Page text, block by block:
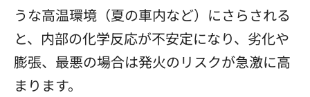
うな高温環境（夏の車内など）にさらされる
と、内部の化学反応が不安定になり、劣化や
膨張、最悪の場合は発火のリスクが急激に高
まります。